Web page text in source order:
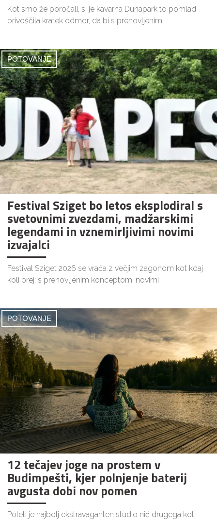
Kot smo že poročali, si je kavarna Dunapark to pomlad
privoščila kratek odmor, da bi s prenovljenim
POTOVANJE
Festival Sziget bo letos eksplodiral s
svetovnimi zvezdami, madžarskimi
legendami in vznemirljivimi novimi
izvajalci
Festival Sziget 2026 se vrača z večjim zagonom kot kdaj
koli prej: s prenovljenim konceptom, novimi
POTOVANJE
12 tečajev joge na prostem v
Budimpešti, kjer polnjenje baterij
avgusta dobi nov pomen
Poleti je najbolj ekstravaganten studio nič drugega kot